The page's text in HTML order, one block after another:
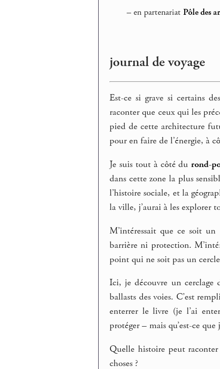
– en partenariat Pôle des
journal de voyage
Est-ce si grave si certains
raconter que ceux qui les
pied de cette architecture
pour en faire de l’énergie, à
Je suis tout à côté durond-
dans cette zone la plus
l’histoire sociale, et la
la ville, j’aurai à les explorer
M’intéressait que ce soit
barrière ni protection.
point qui ne soit pas un
Ici, je découvre un cerclage
ballasts des voies. C’est
enterrer le livre (je l’ai
protéger – mais qu’est-ce
Quelle histoire peut
choses ?